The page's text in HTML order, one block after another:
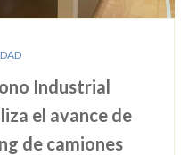
Industrial
el avance de
de camiones